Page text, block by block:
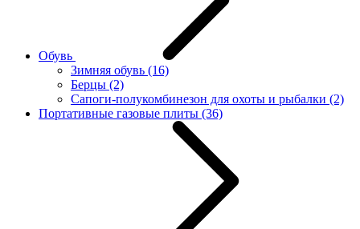
Обувь
Зимняя обувь (16)
Берцы (2)
Сапоги-полукомбинезон для охоты и рыбалки (2)
Портативные газовые плиты (36)